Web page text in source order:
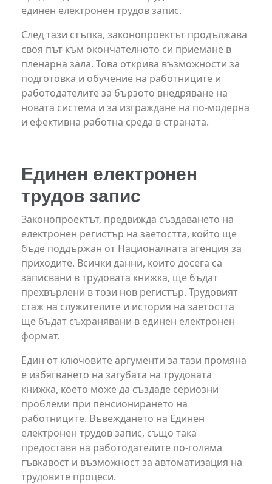
единен електронен трудов запис.
След тази стъпка, законопроектът продължава
своя път към окончателното си приемане в
пленарна зала. Това открива възможности за
подготовка и обучение на работниците и
работодателите за бързото внедряване на
новата система и за изграждане на по-модерна
и ефективна работна среда в страната.
Единен електронен
трудов запис
Законопроектът, предвижда създаването на
електронен регистър на заетостта, който ще
бъде поддържан от Националната агенция за
приходите. Всички данни, които досега са
записвани в трудовата книжка, ще бъдат
прехвърлени в този нов регистър. Трудовият
стаж на служителите и история на заетостта
ще бъдат съхранявани в единен електронен
формат.
Един от ключовите аргументи за тази промяна
е избягването на загубата на трудовата
книжка, което може да създаде сериозни
проблеми при пенсионирането на
работниците. Въвеждането на Единен
електронен трудов запис, също така
предоставя на работодателите по-голяма
гъвкавост и възможност за автоматизация на
трудовите процеси.